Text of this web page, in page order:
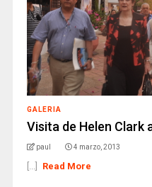
GALERIA
Visita de Helen Clark
paul 4 marzo, 2013
[...] Read More